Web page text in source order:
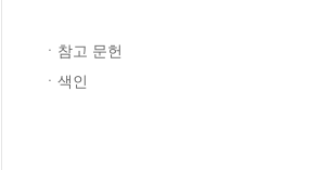
ㆍ참고 문헌
ㆍ색인